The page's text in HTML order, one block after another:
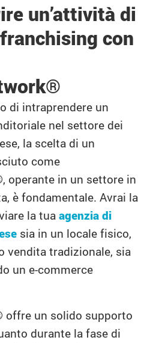
un’attività di
con
di intraprendere un
nel settore dei
la scelta di un
come
operante in un settore in
è fondamentale. Avrai la
la tuaagenzia di
sia in un locale fisico,
vendita tradizionale, sia
un e-commerce
offre un solido supporto
durante la fase di